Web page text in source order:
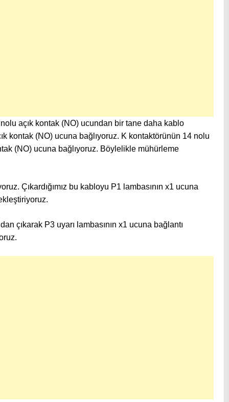
açık kontak (NO) ucundan bir tane daha kablo
kontak (NO) ucuna bağlıyoruz. K kontaktörünün 14 nolu
(NO) ucuna bağlıyoruz. Böylelikle mühürleme
Çıkardığımız bu kabloyu P1 lambasının x1 ucuna
çıkarak P3 uyarı lambasının x1 ucuna bağlantı